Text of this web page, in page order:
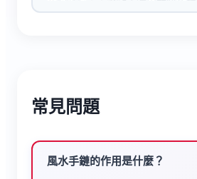
可調式設計不論手腕粗細都舒適，
味，疊戴其他細鏈更具層次感，
生活的美好期許。​
常見問題
風水手鏈的作用是什麼？